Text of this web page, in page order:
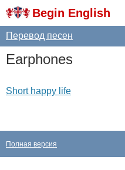
Begin English
Перевод песен
Earphones
Short happy life
Полная версия